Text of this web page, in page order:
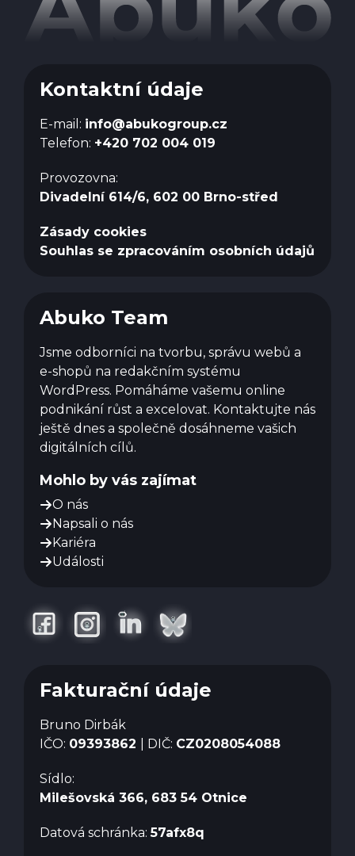
Kontaktní údaje
E-mail: info@abukogroup.cz
Telefon: +420 702 004 019
Provozovna:
Divadelní 614/6, 602 00 Brno-střed
Zásady cookies
Souhlas se zpracováním osobních údajů
Abuko Team
Jsme odborníci na tvorbu, správu webů a
e-shopů na redakčním systému
WordPress. Pomáháme vašemu online
podnikání růst a excelovat. Kontaktujte nás
ještě dnes a společně dosáhneme vašich
digitálních cílů.
Mohlo by vás zajímat
O nás
Napsali o nás
Kariéra
Události
Fakturační údaje
Bruno Dirbák
IČO: 09393862 | DIČ: CZ0208054088
Sídlo:
Milešovská 366, 683 54 Otnice
Datová schránka:57afx8q